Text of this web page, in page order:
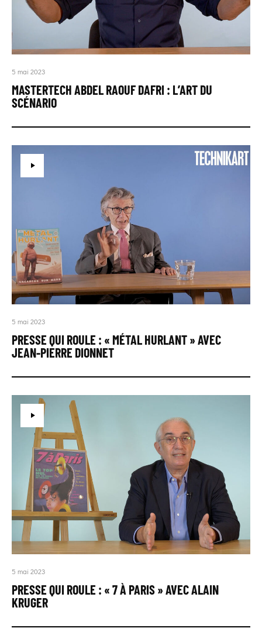
5 mai 2023
MASTERTECH ABDEL RAOUF DAFRI : L’ART DU
SCÉNARIO
5 mai 2023
PRESSE QUI ROULE : « MÉTAL HURLANT » AVEC
JEAN-PIERRE DIONNET
5 mai 2023
PRESSE QUI ROULE : « 7 À PARIS » AVEC ALAIN
KRUGER